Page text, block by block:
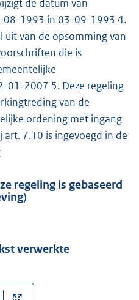
de datum van
08-1993 in 03-09-1993 4.
uit van de opsomming van
die is
01-2007 5. Deze regeling
van de
ordening met ingang
7.10 is ingevoegd in de
regeling is gebaseerd
verwerkte